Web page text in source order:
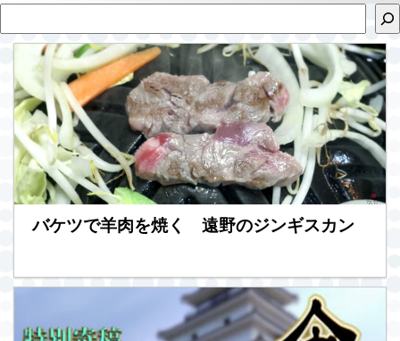
バケツで羊肉を焼く 遠野のジンギスカン